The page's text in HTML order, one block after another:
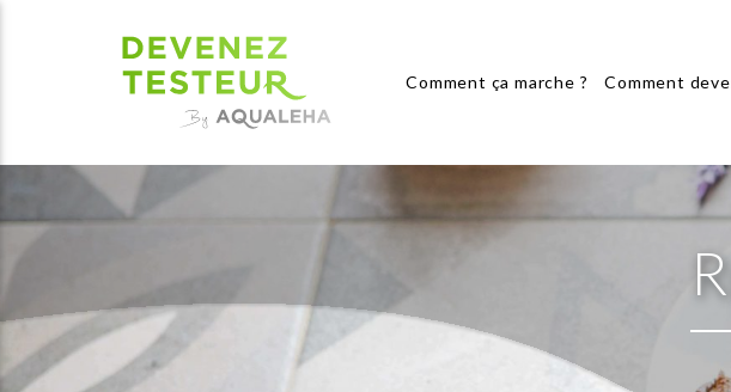
Comment ça marche ? Comment